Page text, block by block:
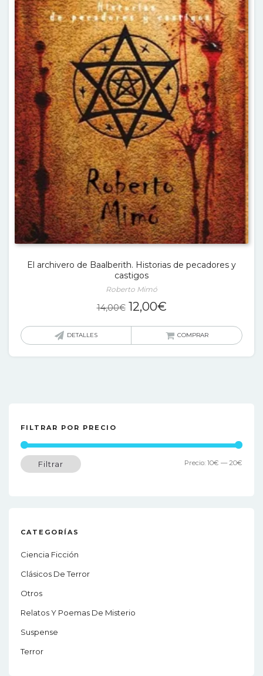
El archivero de Baalberith. Historias de pecadores y
castigos
Roberto Mimó
14,00€ El
original
12,00€El
actual
DETALLES COMPRAR
FILTRAR POR PRECIO
Filtrar Precio: 10€ —20€
CATEGORÍAS
Ciencia Ficción
Clásicos De Terror
Otros
Relatos Y Poemas De Misterio
Suspense
Terror